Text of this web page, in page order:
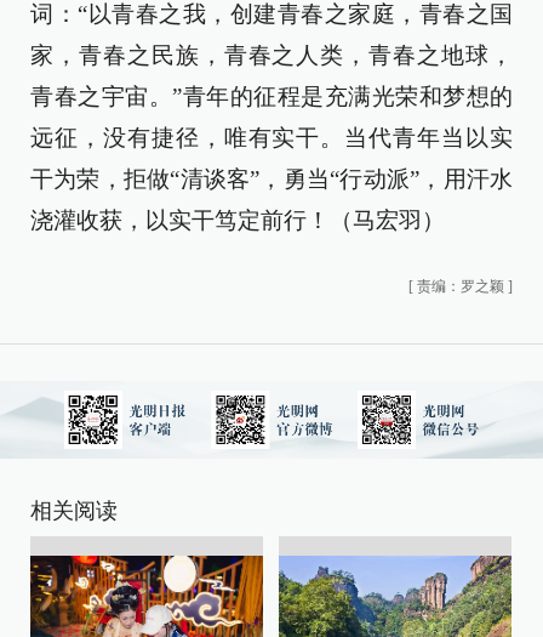
词：“以青春之我，创建青春之家庭，青春之国
家，青春之民族，青春之人类，青春之地球，
青春之宇宙。”青年的征程是充满光荣和梦想的
远征，没有捷径，唯有实干。当代青年当以实
干为荣，拒做“清谈客”，勇当“行动派”，用汗水
浇灌收获，以实干笃定前行！（马宏羽）
[ 责编：罗之颖 ]
相关阅读